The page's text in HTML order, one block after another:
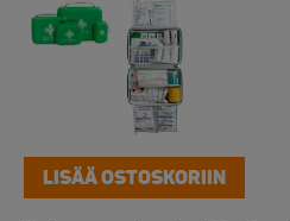
LISÄÄ OSTOSKORIIN